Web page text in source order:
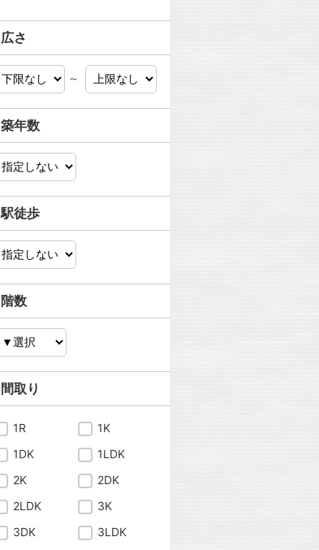
広さ
～
築年数
駅徒歩
階数
間取り
1R
1K
1DK
1LDK
2K
2DK
2LDK
3K
3DK
3LDK